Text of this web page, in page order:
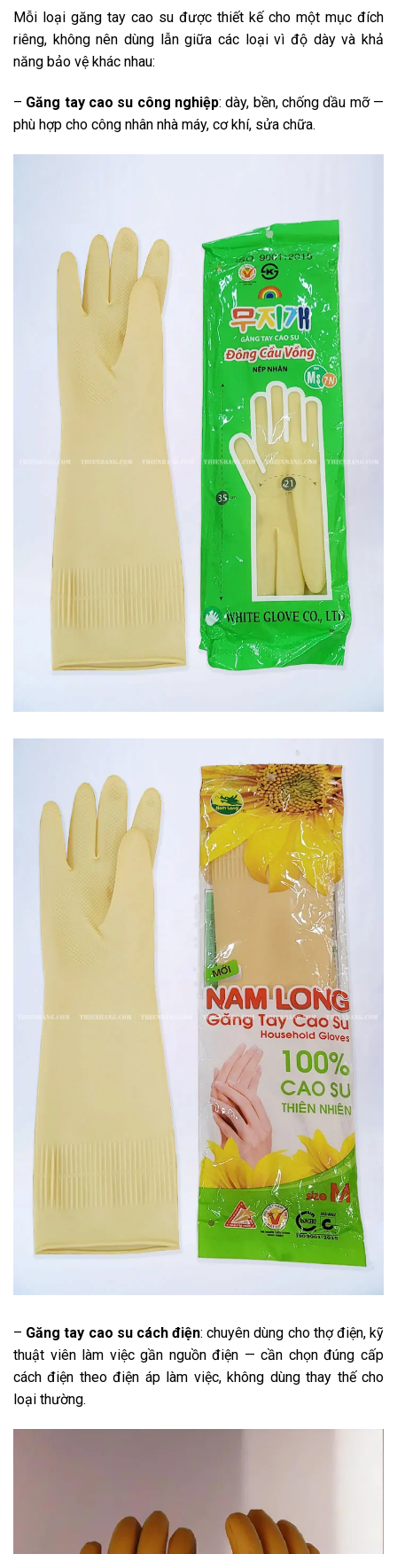
Mỗi loại găng tay cao su được thiết kế cho một mục đích
riêng, không nên dùng lẫn giữa các loại vì độ dày và khả
năng bảo vệ khác nhau:
– Găng tay cao su công nghiệp: dày, bền, chống dầu mỡ —
phù hợp cho công nhân nhà máy, cơ khí, sửa chữa.
– Găng tay cao su cách điện: chuyên dùng cho thợ điện, kỹ
thuật viên làm việc gần nguồn điện — cần chọn đúng cấp
cách điện theo điện áp làm việc, không dùng thay thế cho
loại thường.